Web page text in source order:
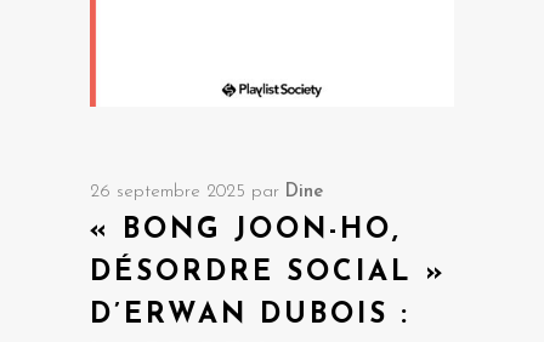
26 septembre 2025 par Dine
« BONG JOON-HO,
DÉSORDRE SOCIAL »
D’ERWAN DUBOIS :